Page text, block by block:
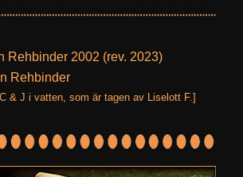
Rehbinder 2002 (rev. 2023)
Rehbinder
& J i vatten, som är tagen av Liselott F.]